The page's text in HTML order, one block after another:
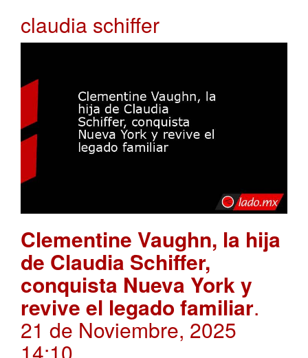
claudia schiffer
Clementine Vaughn, la hija
de Claudia Schiffer,
conquista Nueva York y
revive el legado familiar.
21 de Noviembre, 2025